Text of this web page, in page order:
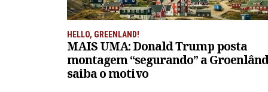
HELLO, GREENLAND!
MAIS UMA: Donald Trump posta
montagem “segurando” a
saiba o motivo